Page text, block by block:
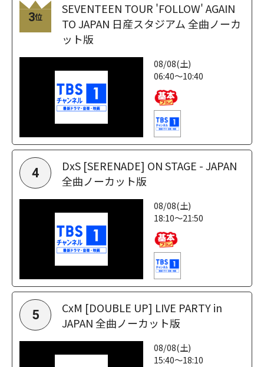
3位
SEVENTEEN TOUR 'FOLLOW' AGAIN
TO JAPAN 日産スタジアム 全曲ノーカ
ット版
08/08(土)
06:40～10:40
4
DxS [SERENADE] ON STAGE - JAPAN
全曲ノーカット版
08/08(土)
18:10～21:50
5
CxM [DOUBLE UP] LIVE PARTY in
JAPAN 全曲ノーカット版
08/08(土)
15:40～18:10